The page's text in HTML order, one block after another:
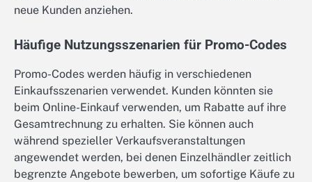
neue Kunden anziehen.
Häufige Nutzungsszenarien für Promo-Codes
Promo-Codes werden häufig in verschiedenen
Einkaufsszenarien verwendet. Kunden könnten sie
beim Online-Einkauf verwenden, um Rabatte auf ihre
Gesamtrechnung zu erhalten. Sie können auch
während spezieller Verkaufsveranstaltungen
angewendet werden, bei denen Einzelhändler zeitlich
begrenzte Angebote bewerben, um sofortige Käufe zu